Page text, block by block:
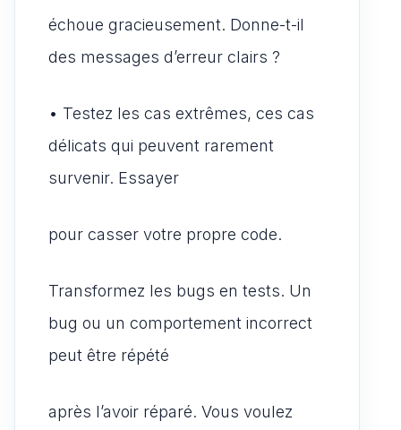
échoue gracieusement. Donne-t-il
des messages d’erreur clairs ?
• Testez les cas extrêmes, ces cas
délicats qui peuvent rarement
survenir. Essayer
pour casser votre propre code.
Transformez les bugs en tests. Un
bug ou un comportement incorrect
peut être répété
après l’avoir réparé. Vous voulez